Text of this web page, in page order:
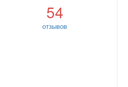
54
отзывов